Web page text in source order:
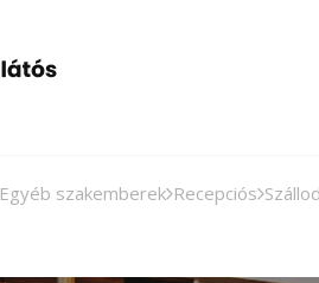
Egyéb szakemberek Recepciós